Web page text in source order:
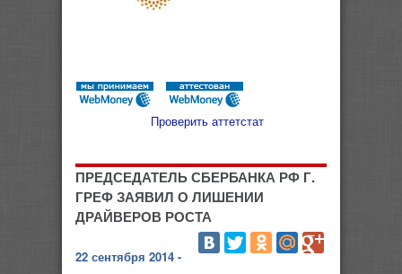
Проверить аттетстат
ПРЕДСЕДАТЕЛЬ СБЕРБАНКА РФ Г.
ГРЕФ ЗАЯВИЛ О ЛИШЕНИИ
ДРАЙВЕРОВ РОСТА
22 сентября 2014 -